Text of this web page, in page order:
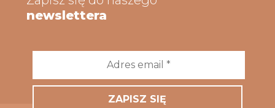
newslettera
*